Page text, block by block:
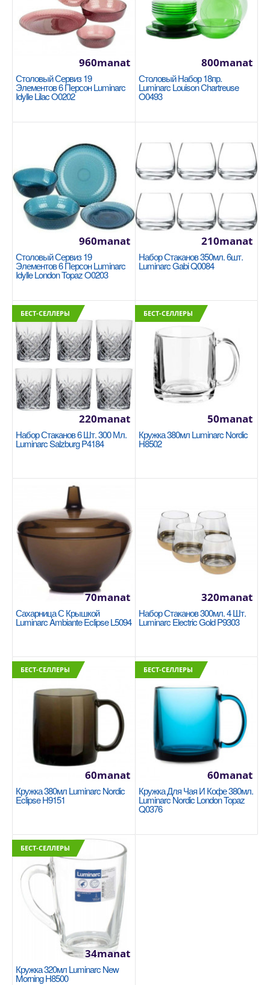
В Корзину
+ Добавь в сравнения
+
Стакан 300мл. 6шт. Luminarc Chicago O0514
Цвет: прозрачный. Количество предметов: 6.
Материал: стекло. Объем: 300мл...
210manat
В Корзину
+
Добавь в сравнения
+В избранные
Столовый сервиз 31 предмет, 6 перс.
Luminarc Ocean Eclipse L5109
Бренд: LUMINARC Производитель: ARC
International Материал: ударопрочное стекло.
Можно использова..
1350manat
В Корзину
В избранные
Тип:салатник Материал:стекло Размер:23 см
Использование в СВЧ:да Цвет:красный
Форма:круг..
100manat
В Корзину
+Добавь в сравнения
+В избранные
Столовый Сервиз 19
Элементов 6 Персон Luminarc
Idylle Lilac O0202
960manat
Столовый Набор 18пр.
Luminarc Louison Chartreuse
O0493
800manat
Столовый Сервиз 19
Элементов 6 Персон Luminarc
Idylle London Topaz O0203
960manat
Набор Стаканов 350мл. 6шт.
Luminarc Gabi Q0084
210manat
БЕСТ-СЕЛЛЕРЫ
Набор Стаканов 6 Шт. 300 Мл.
Luminarc Salzburg P4184
220manat
БЕСТ-СЕЛЛЕРЫ
Кружка 380мл Luminarc Nordic
H8502
50manat
Сахарница С Крышкой
Luminarc Ambiante Eclipse L5094
70manat
Набор Стаканов 300мл. 4 Шт.
Luminarc Electric Gold P9303
320manat
БЕСТ-СЕЛЛЕРЫ
Кружка 380мл Luminarc Nordic
Eclipse H9151
60manat
БЕСТ-СЕЛЛЕРЫ
Кружка Для Чая И Кофе 380мл.
Luminarc Nordic London Topaz
Q0376
60manat
БЕСТ-СЕЛЛЕРЫ
Кружка 320мл Luminarc New
Morning H8500
34manat